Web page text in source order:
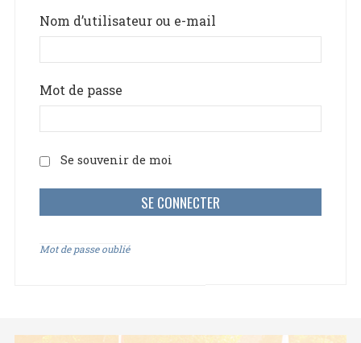
Nom d’utilisateur ou e-mail
Mot de passe
Se souvenir de moi
Mot de passe oublié